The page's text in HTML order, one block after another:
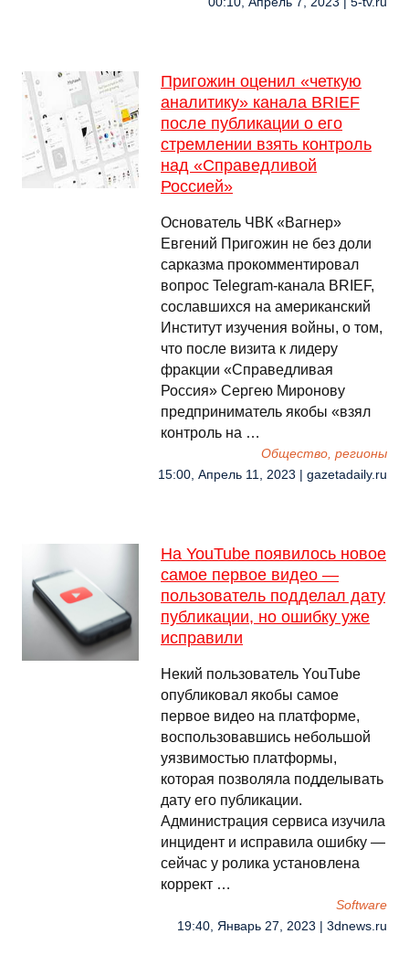
Пригожин оценил «четкую
аналитику» канала BRIEF
после публикации о его
стремлении взять контроль
над «Справедливой
Россией»
Основатель ЧВК «Вагнер»
Евгений Пригожин не без доли
сарказма прокомментировал
вопрос Telegram-канала BRIEF,
сославшихся на американский
Институт изучения войны, о том,
что после визита к лидеру
фракции «Справедливая
Россия» Сергею Миронову
предприниматель якобы «взял
контроль на …
Общество, регионы
15:00, Апрель 11, 2023 | gazetadaily.ru
На YouTube появилось новое
самое первое видео —
пользователь подделал дату
публикации, но ошибку уже
исправили
Некий пользователь YouTube
опубликовал якобы самое
первое видео на платформе,
воспользовавшись небольшой
уязвимостью платформы,
которая позволяла подделывать
дату его публикации.
Администрация сервиса изучила
инцидент и исправила ошибку —
сейчас у ролика установлена
коррект …
Software
19:40, Январь 27, 2023 | 3dnews.ru